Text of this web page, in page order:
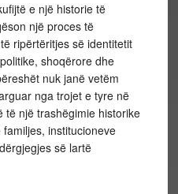
e një historie të
një proces të
ripërtëritjes së identitetit
shoqërore dhe
nuk janë vetëm
nga trojet e tyre në
të një trashëgimie historike
institucioneve
së lartë